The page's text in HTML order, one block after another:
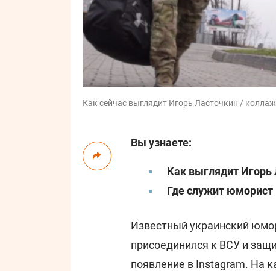
Как сейчас выглядит Игорь Ласточкин /
Вы узнаете:
Как выглядит Игорь
Где служит юморист
Известный украинский
присоединился к ВСУ и
появление в Instagram. На